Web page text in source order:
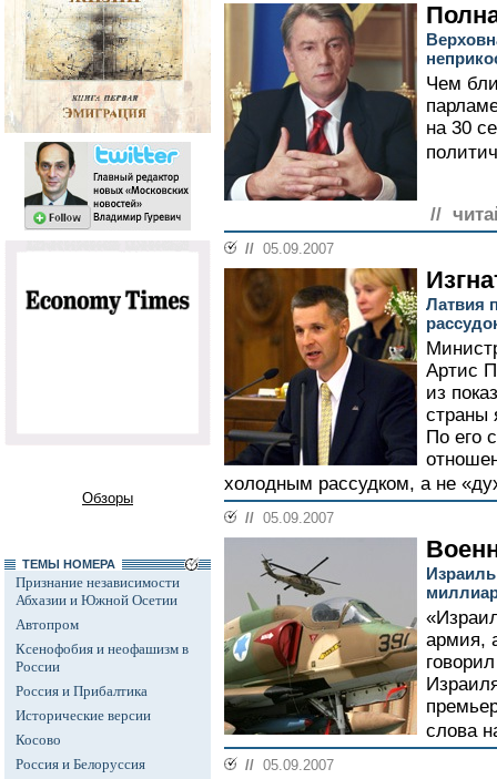
Обзоры
ТЕМЫ НОМЕРА
Признание независимости
Абхазии и Южной Осетии
Автопром
Ксенофобия и неофашизм в
России
Россия и Прибалтика
Исторические версии
Косово
Россия и Белоруссия
Чем
на 30
//
// 05.09.2007
Латвия
Артис
из
страны
По его
холодным рассудком, а не
// 05.09.2007
армия,
слова
// 05.09.2007